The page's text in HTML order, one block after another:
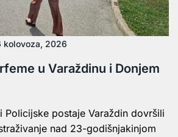
kolovoza, 2026
u Varaždinu i Donjem
Policijske postaje Varaždin dovršili
nad 23-godišnjakinjom